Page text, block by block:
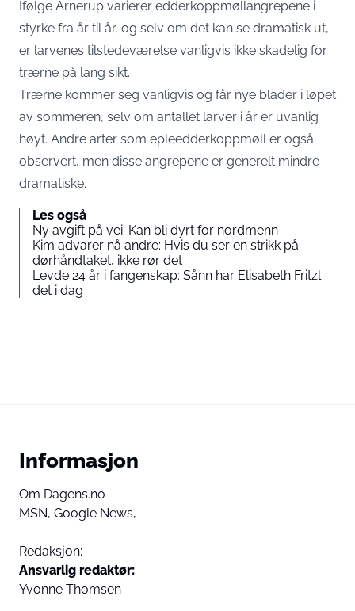
Ifølge Arnerup varierer edderkoppmøllangrepene i
styrke fra år til år, og selv om det kan se dramatisk ut,
er larvenes tilstedeværelse vanligvis ikke skadelig for
trærne på lang sikt.
Trærne kommer seg vanligvis og får nye blader i løpet
av sommeren, selv om antallet larver i år er uvanlig
høyt. Andre arter som epleedderkoppmøll er også
observert, men disse angrepene er generelt mindre
dramatiske.
Les også
Ny avgift på vei: Kan bli dyrt for nordmenn
Kim advarer nå andre: Hvis du ser en strikk på
dørhåndtaket, ikke rør det
Levde 24 år i fangenskap: Sånn har Elisabeth Fritzl
det i dag
Informasjon
Om Dagens.no
MSN, Google News,
Redaksjon:
Ansvarlig redaktør:
Yvonne Thomsen